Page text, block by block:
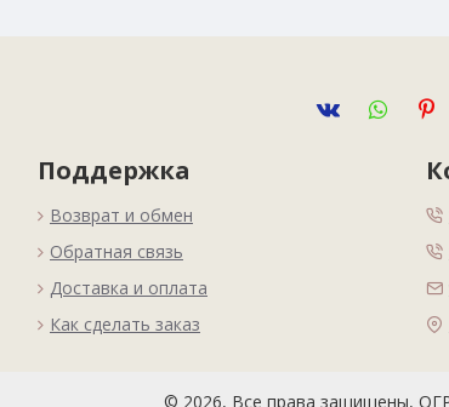
Поддержка
Возврат и обмен
Обратная связь
Доставка и оплата
Как сделать заказ
© 2026, Все права защищены,